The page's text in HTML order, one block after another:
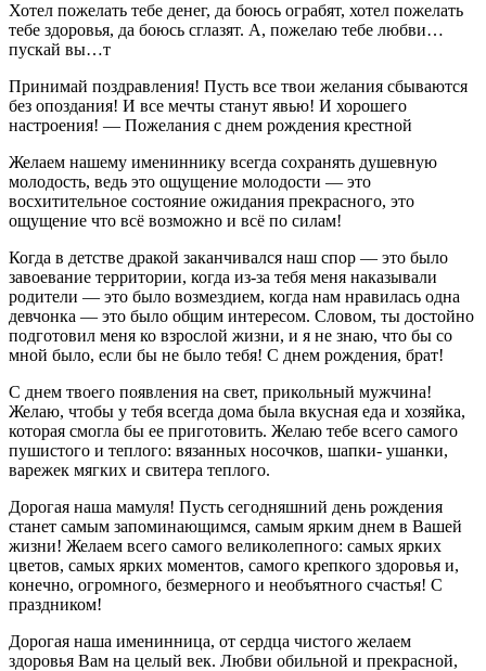
Хотел пожелать тебе денег, да боюсь ограбят, хотел пожелать
тебе здоровья, да боюсь сглазят. А, пожелаю тебе любви…
пускай вы…т
Принимай поздравления! Пусть все твои желания сбываются
без опоздания! И все мечты станут явью! И хорошего
настроения! — Пожелания с днем рождения крестной
Желаем нашему имениннику всегда сохранять душевную
молодость, ведь это ощущение молодости — это
восхитительное состояние ожидания прекрасного, это
ощущение что всё возможно и всё по силам!
Когда в детстве дракой заканчивался наш спор — это было
завоевание территории, когда из-за тебя меня наказывали
родители — это было возмездием, когда нам нравилась одна
девчонка — это было общим интересом. Словом, ты достойно
подготовил меня ко взрослой жизни, и я не знаю, что бы со
мной было, если бы не было тебя! С днем рождения, брат!
С днем твоего появления на свет, прикольный мужчина!
Желаю, чтобы у тебя всегда дома была вкусная еда и хозяйка,
которая смогла бы ее приготовить. Желаю тебе всего самого
пушистого и теплого: вязанных носочков, шапки- ушанки,
варежек мягких и свитера теплого.
Дорогая наша мамуля! Пусть сегодняшний день рождения
станет самым запоминающимся, самым ярким днем в Вашей
жизни! Желаем всего самого великолепного: самых ярких
цветов, самых ярких моментов, самого крепкого здоровья и,
конечно, огромного, безмерного и необъятного счастья! С
праздником!
Дорогая наша именинница, от сердца чистого желаем
здоровья Вам на целый век. Любви обильной и прекрасной,